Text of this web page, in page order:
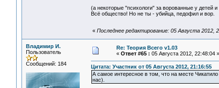
(а некоторые "психологи" за ворованные у детей
Всё общество! Но не ты - убийца, педофил и вор.
« Последнее редактирование: 05 Августа 2012,
Владимир И.
Пользователь
Сообщений: 184
Re: Теория Всего v1.03
« Ответ #65 : 05 Августа 2012, 22:48:04 »
Цитата: Участник от 05 Августа 2012, 21:16:55
А самое интересное в том, что на месте
нас).